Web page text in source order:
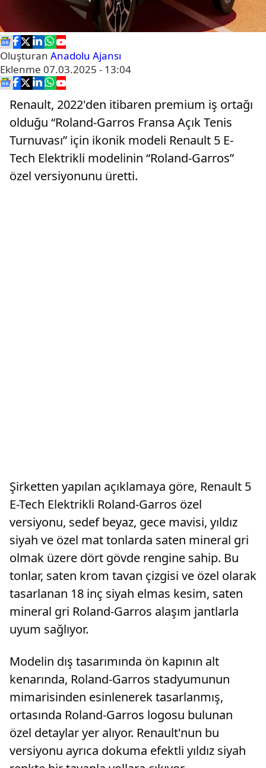
Oluşturan Anadolu Ajansı
Eklenme 07.03.2025 - 13:04
Renault, 2022'den itibaren premium iş ortağı
olduğu “Roland-Garros Fransa Açık Tenis
Turnuvası” için ikonik modeli Renault 5 E-
Tech Elektrikli modelinin “Roland-Garros”
özel versiyonunu üretti.
Şirketten yapılan açıklamaya göre, Renault 5
E-Tech Elektrikli Roland-Garros özel
versiyonu, sedef beyaz, gece mavisi, yıldız
siyah ve özel mat tonlarda saten mineral gri
olmak üzere dört gövde rengine sahip. Bu
tonlar, saten krom tavan çizgisi ve özel olarak
tasarlanan 18 inç siyah elmas kesim, saten
mineral gri Roland-Garros alaşım jantlarla
uyum sağlıyor.
Modelin dış tasarımında ön kapının alt
kenarında, Roland-Garros stadyumunun
mimarisinden esinlenerek tasarlanmış,
ortasında Roland-Garros logosu bulunan
özel detaylar yer alıyor. Renault'nun bu
versiyonu ayrıca dokuma efektli yıldız siyah